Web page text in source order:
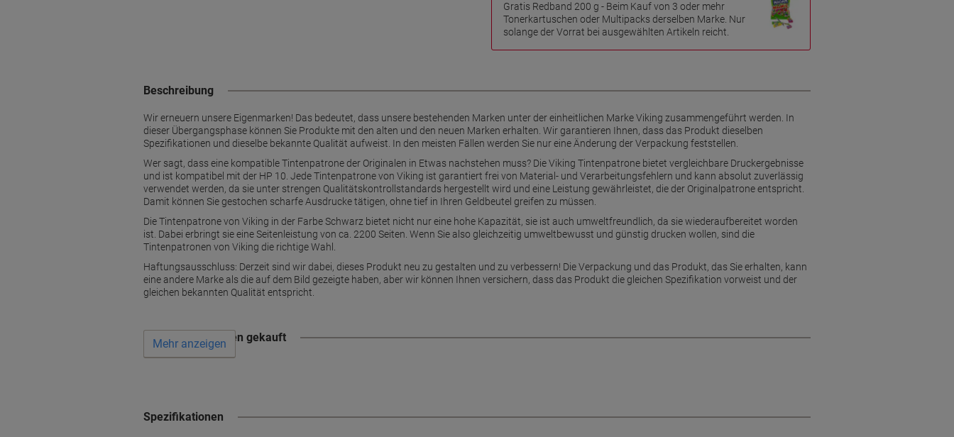
Gratis Redband 200 g - Beim Kauf von 3 oder mehr
Tonerkartuschen oder Multipacks derselben Marke. Nur
solange der Vorrat bei ausgewählten Artikeln reicht.
Beschreibung
Wir erneuern unsere Eigenmarken! Das bedeutet, dass unsere bestehenden Marken unter der einheitlichen Marke Viking zusammengeführt werden. In
dieser Übergangsphase können Sie Produkte mit den alten und den neuen Marken erhalten. Wir garantieren Ihnen, dass das Produkt dieselben
Spezifikationen und dieselbe bekannte Qualität aufweist. In den meisten Fällen werden Sie nur eine Änderung der Verpackung feststellen.
Wer sagt, dass eine kompatible Tintenpatrone der Originalen in Etwas nachstehen muss? Die Viking Tintenpatrone bietet vergleichbare Druckergebnisse
und ist kompatibel mit der HP 10. Jede Tintenpatrone von Viking ist garantiert frei von Material- und Verarbeitungsfehlern und kann absolut zuverlässig
verwendet werden, da sie unter strengen Qualitätskontrollstandards hergestellt wird und eine Leistung gewährleistet, die der Originalpatrone entspricht.
Damit können Sie gestochen scharfe Ausdrucke tätigen, ohne tief in Ihren Geldbeutel greifen zu müssen.
Die Tintenpatrone von Viking in der Farbe Schwarz bietet nicht nur eine hohe Kapazität, sie ist auch umweltfreundlich, da sie wiederaufbereitet worden
ist. Dabei erbringt sie eine Seitenleistung von ca. 2200 Seiten. Wenn Sie also gleichzeitig umweltbewusst und günstig drucken wollen, sind die
Tintenpatronen von Viking die richtige Wahl.
Haftungsausschluss: Derzeit sind wir dabei, dieses Produkt neu zu gestalten und zu verbessern! Die Verpackung und das Produkt, das Sie erhalten, kann
eine andere Marke als die auf dem Bild gezeigte haben, aber wir können Ihnen versichern, dass das Produkt die gleichen Spezifikation vorweist und der
gleichen bekannten Qualität entspricht.
Wird oft zusammen gekauft
Mehr anzeigen
Spezifikationen